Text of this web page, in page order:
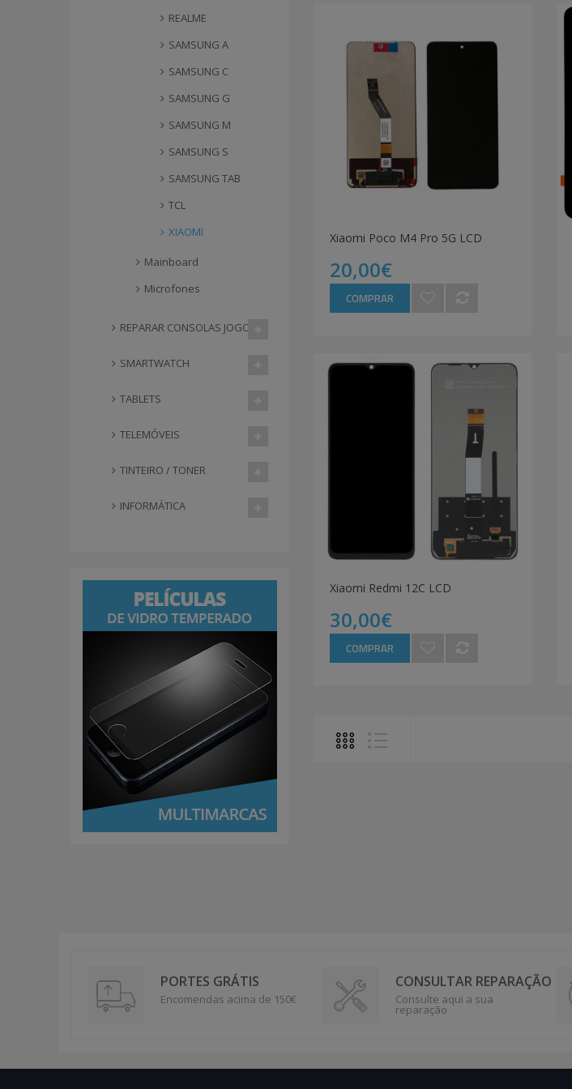
REALME
SAMSUNG A
SAMSUNG C
SAMSUNG G
SAMSUNG M
SAMSUNG S
SAMSUNG TAB
TCL
XIAOMI
Mainboard
Microfones
REPARAR CONSOLAS JOGOS
SMARTWATCH
TABLETS
TELEMÓVEIS
TINTEIRO / TONER
INFORMÁTICA
Xiaomi Poco M4 Pro 5G LCD
20,00€
COMPRAR
Xiaomi Redmi 12C LCD
30,00€
COMPRAR
PORTES GRÁTIS
Encomendas acima de 150€
CONSULTAR REPARAÇÃO
Consulte aqui a sua
reparação